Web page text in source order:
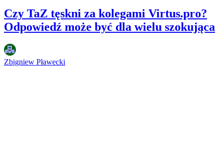
Czy TaZ tęskni za kolegami Virtus.pro?
Odpowiedź może być dla wielu szokująca
Zbigniew Pławecki